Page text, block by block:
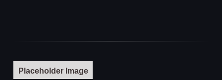
Placeholder Image